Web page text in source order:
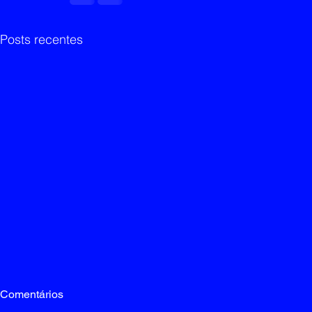
Posts recentes
Comentários